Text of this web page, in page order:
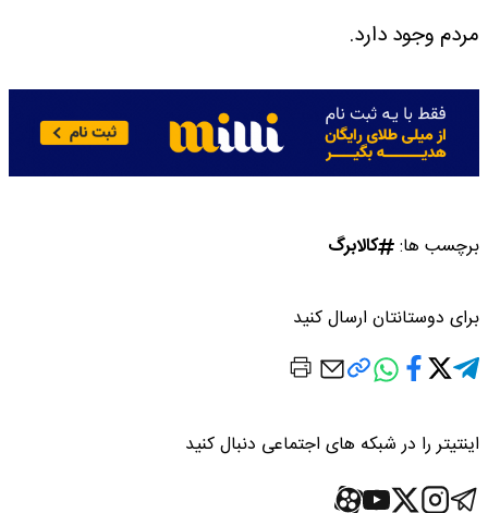
مردم وجود دارد.
برچسب ها: کالابرگ
برای دوستانتان ارسال کنید
اینتیتر را در شبکه های اجتماعی دنبال کنید